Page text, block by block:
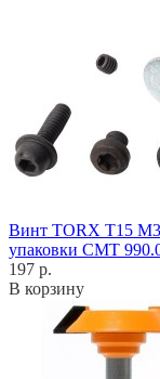
Винт TORX T15
упаковки CMT
197 р.
В корзину